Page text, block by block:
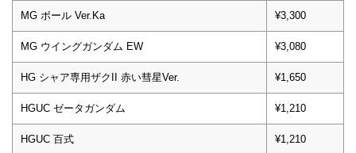
MG ボール Ver.Ka ¥3,300
MG ウイングガンダム EW ¥3,080
HG シャア専用ザクII 赤い彗星Ver. ¥1,650
HGUC ゼータガンダム ¥1,210
HGUC 百式 ¥1,210